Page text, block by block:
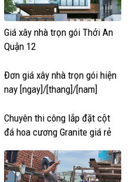
Giá xây nhà trọn gói Thới An
Quận 12
Đơn giá xây nhà trọn gói hiện
nay [ngay]/[thang]/[nam]
Chuyên thi công lắp đặt cột
đá hoa cương Granite giá rẻ